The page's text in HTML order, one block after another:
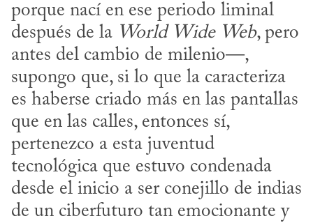
porque nací en ese periodo liminal
después de la World Wide Web, pero
antes del cambio de milenio—,
supongo que, si lo que la caracteriza
es haberse criado más en las pantallas
que en las calles, entonces sí,
pertenezco a esta juventud
tecnológica que estuvo condenada
desde el inicio a ser conejillo de indias
de un ciberfuturo tan emocionante y